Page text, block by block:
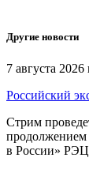
Другие новости
7 августа 2026
Российский
Стрим
продолжением
в России»